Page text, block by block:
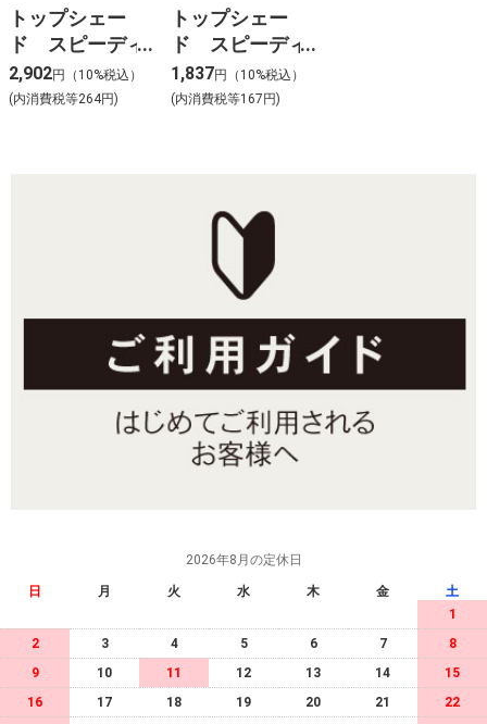
トップシェー
ド スピーディ
ーヘアカバース
プレー ラー
2,902円（10%税込）
(内消費税等264円)
トップシェー
ド スピーディ
ーヘアカバース
プレー (やや明
1,837円（10%税込）
(内消費税等167円)
2026年8月の定休日
日 月 火 水 木 金
土
1
2
3 4 5 6 7
8
9
10 11 12 13 14
15
16
17 18 19 20 21
22